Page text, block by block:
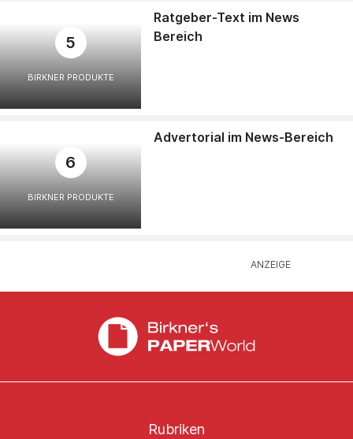
5
BIRKNER PRODUKTE
Ratgeber-Text im News
Bereich
6
BIRKNER PRODUKTE
Advertorial im News-Bereich
Rubriken